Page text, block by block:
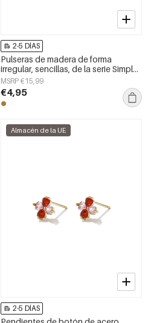
2-5 DÍAS
Pulseras de madera de forma
irregular, sencillas, de la serie Simple
Daily, joyería para mujer
MSRP €15,99
€4,95
Almacén de la UE
2-5 DÍAS